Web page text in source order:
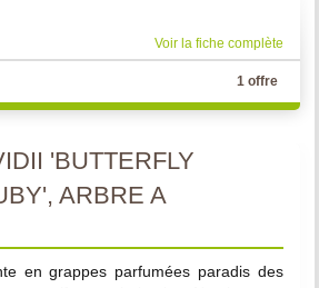
Voir la fiche complète
1 offre
'BUTTERFLY
ARBRE A
en grappes parfumées paradis des